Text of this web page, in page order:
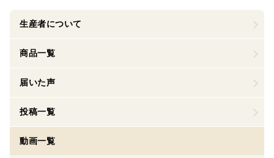
生産者について
商品一覧
届いた声
投稿一覧
動画一覧